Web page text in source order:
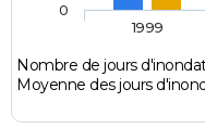
Nombre de jours
Moyenne des jours
1999
0